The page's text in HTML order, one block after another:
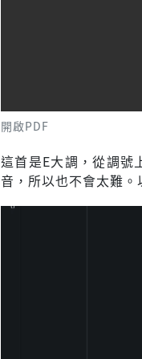
開啟PDF
這首是E大調，從調
音，所以也不會太難